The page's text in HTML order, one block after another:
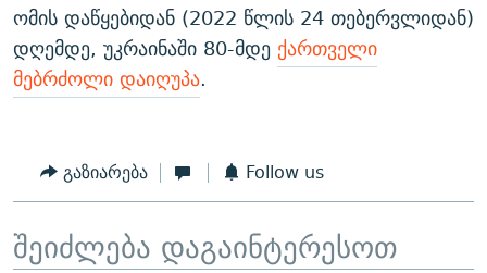
ომის დაწყებიდან (2022 წლის 24 თებერვლიდან)
დღემდე, უკრაინაში 80-მდე ქართველი
მებრძოლი დაიღუპა.
გაზიარება Follow us
შეიძლება დაგაინტერესოთ